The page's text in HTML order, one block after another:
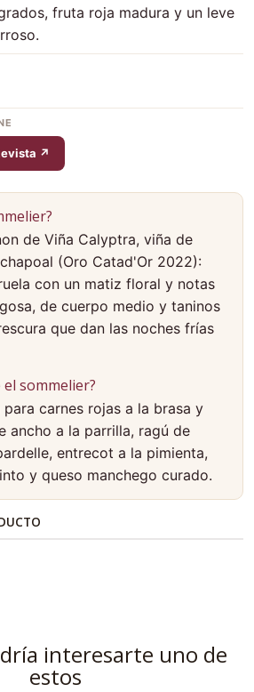
fruta roja madura y un leve
↗
de Viña Calyptra, viña de
(Oro Catad'Or 2022):
con un matiz floral y notas
de cuerpo medio y taninos
que dan las noches frías
sommelier?
carnes rojas a la brasa y
ancho a la parrilla, ragú de
entrecot a la pimienta,
y queso manchego curado.
interesarte uno de
estos